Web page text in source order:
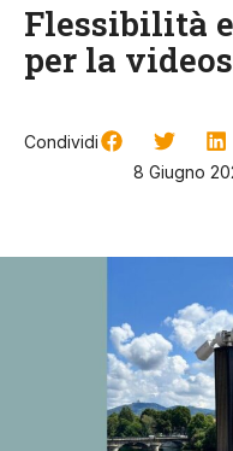
Flessibilità
per la
Condividi
8 Giugno